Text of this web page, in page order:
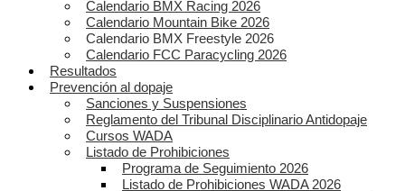
Calendario BMX Racing 2026
Calendario Mountain Bike 2026
Calendario BMX Freestyle 2026
Calendario FCC Paracycling 2026
Resultados
Prevención al dopaje
Sanciones y Suspensiones
Reglamento del Tribunal Disciplinario Antidopaje
Cursos WADA
Listado de Prohibiciones
Programa de Seguimiento 2026
Listado de Prohibiciones WADA 2026